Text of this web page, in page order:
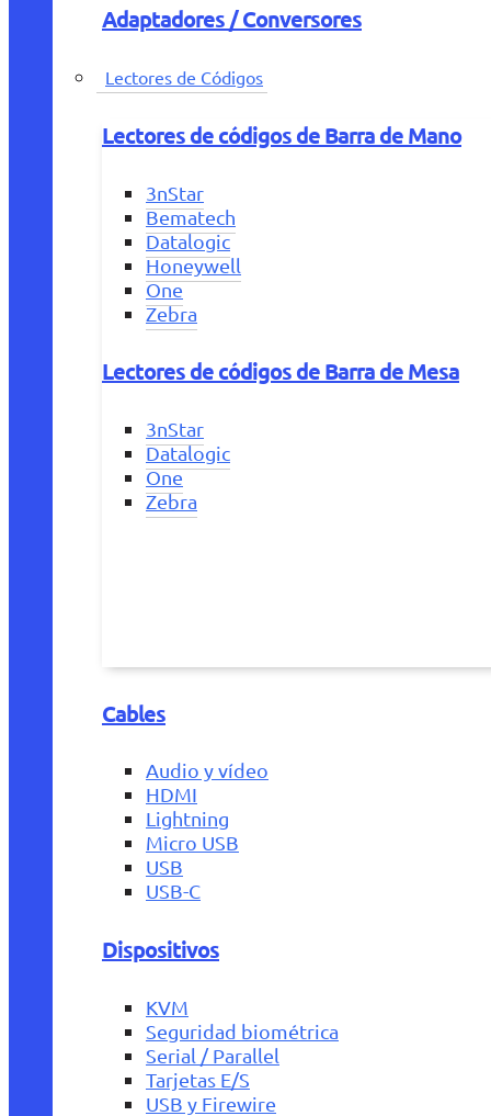
Adaptadores / Conversores
Lectores de Códigos
Lectores de códigos de Barra de Mano
3nStar
Bematech
Datalogic
Honeywell
One
Zebra
Lectores de códigos de Barra de Mesa
3nStar
Datalogic
One
Zebra
Cables
Audio y vídeo
HDMI
Lightning
Micro USB
USB
USB-C
Dispositivos
KVM
Seguridad biométrica
Serial / Parallel
Tarjetas E/S
USB y Firewire